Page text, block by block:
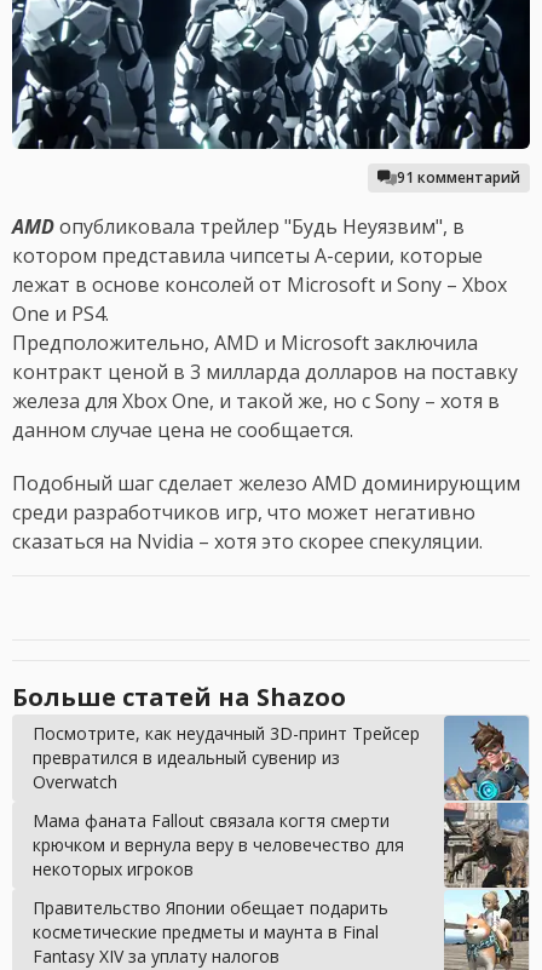
91 комментарий
AMDопубликовала трейлер "Будь Неуязвим", в
котором представила чипсеты A-серии, которые
лежат в основе консолей от Microsoft и Sony – Xbox
One и PS4.
Предположительно, AMD и Microsoft заключила
контракт ценой в 3 милларда долларов на поставку
железа для Xbox One, и такой же, но с Sony – хотя в
данном случае цена не сообщается.
Подобный шаг сделает железо AMD доминирующим
среди разработчиков игр, что может негативно
сказаться на Nvidia – хотя это скорее спекуляции.
Больше статей на Shazoo
Посмотрите, как неудачный 3D-принт Трейсер
превратился в идеальный сувенир из
Overwatch
Мама фаната Fallout связала когтя смерти
крючком и вернула веру в человечество для
некоторых игроков
Правительство Японии обещает подарить
косметические предметы и маунта в Final
Fantasy XIV за уплату налогов